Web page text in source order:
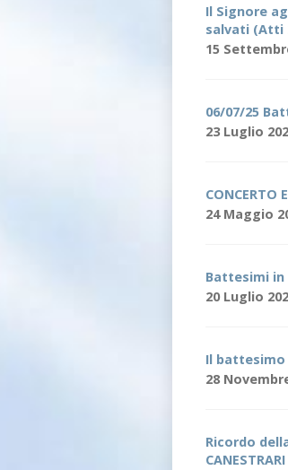
Il Signore
salvati (Atti
15
06/07/25
23 Luglio
CONCERTO
24 Maggio
Battesimi in
20 Luglio
Il battesimo
28
Ricordo
CANESTRARI